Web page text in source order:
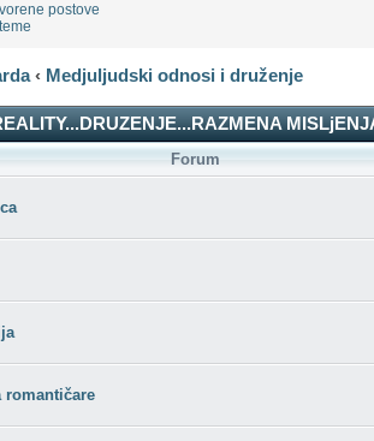
postove
‹ Medjuljudski odnosi i druženje
Forum
romantičare